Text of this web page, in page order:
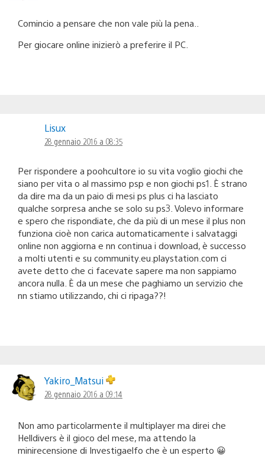
Comincio a pensare che non vale più la pena..
Per giocare online inizierò a preferire il PC.
Lisux
28 gennaio 2016 a 08:35
Per rispondere a poohcultore io su vita voglio giochi che
siano per vita o al massimo psp e non giochi ps1. È strano
da dire ma da un paio di mesi ps plus ci ha lasciato
qualche sorpresa anche se solo su ps3. Volevo informare
e spero che rispondiate, che da più di un mese il plus non
funziona cioè non carica automaticamente i salvataggi
online non aggiorna e nn continua i download, è successo
a molti utenti e su community.eu.playstation.com ci
avete detto che ci facevate sapere ma non sappiamo
ancora nulla. È da un mese che paghiamo un servizio che
nn stiamo utilizzando, chi ci ripaga??!
Yakiro_Matsui
28 gennaio 2016 a 09:14
Non amo particolarmente il multiplayer ma direi che
Helldivers è il gioco del mese, ma attendo la
minirecensione di Investigaelfo che è un esperto 😀